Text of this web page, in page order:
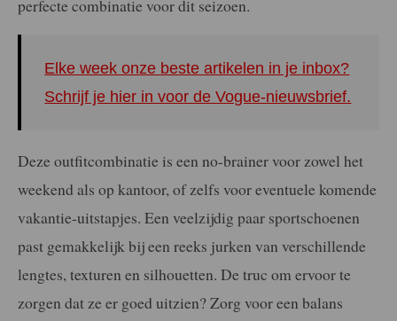
perfecte combinatie voor dit seizoen.
Elke week onze beste artikelen in je inbox?
Schrijf je hier in voor de Vogue-nieuwsbrief.
Deze outfitcombinatie is een no-brainer voor zowel het
weekend als op kantoor, of zelfs voor eventuele komende
vakantie-uitstapjes. Een veelzijdig paar sportschoenen
past gemakkelijk bij een reeks jurken van verschillende
lengtes, texturen en silhouetten. De truc om ervoor te
zorgen dat ze er goed uitzien? Zorg voor een balans